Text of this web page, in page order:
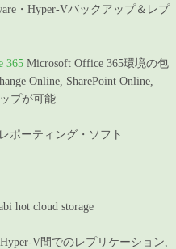
・Hyper-Vバックアップ＆レプ
365 Microsoft Office 365環境の包
Online, SharePoint Online,
プが可能
ポーティング・ソフト
hot cloud storage
V間でのレプリケーション,